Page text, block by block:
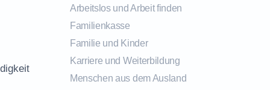
Arbeitslos und Arbeit finden
Familienkasse
Familie und Kinder
Karriere und Weiterbildung
Menschen aus dem Ausland